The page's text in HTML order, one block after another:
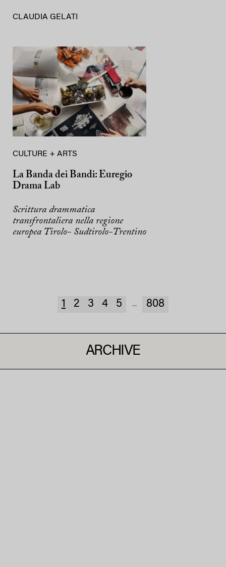
CLAUDIA GELATI
CULTURE + ARTS
La Banda dei Bandi: Euregio
Drama Lab
Scrittura drammatica
transfrontaliera nella regione
europea Tirolo- Sudtirolo-Trentino
1 2 3 4 5 ... 808
ARCHIVE